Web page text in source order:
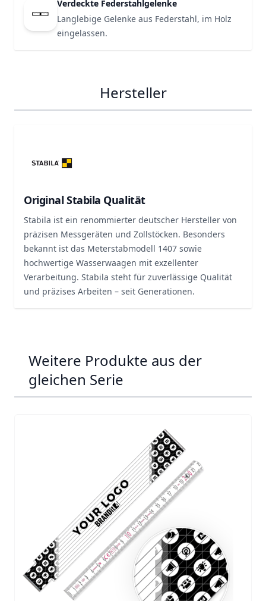
Verdeckte Federstahlgelenke
Langlebige Gelenke aus Federstahl, im Holz
eingelassen.
Hersteller
Original Stabila Qualität
Stabila ist ein renommierter deutscher Hersteller von
präzisen Messgeräten und Zollstöcken. Besonders
bekannt ist das Meterstabmodell 1407 sowie
hochwertige Wasserwaagen mit exzellenter
Verarbeitung. Stabila steht für zuverlässige Qualität
und präzises Arbeiten – seit Generationen.
Weitere Produkte aus der
gleichen Serie